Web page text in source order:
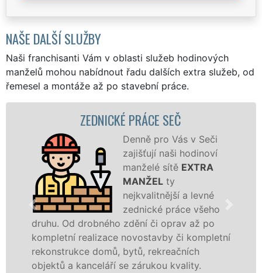
NAŠE DALŠÍ SLUŽBY
Naši franchisanti Vám v oblasti služeb hodinových
manželů mohou nabídnout řadu dalších extra služeb, od
řemesel a montáže až po stavební práce.
ZEDNICKÉ PRÁCE SEČ
Denně pro Vás v Seči
zajišťují naši hodinoví
manželé sítěEXTRA
MANŽELty
nejkvalitnější a levné
zednické práce všeho
zdění či oprav až po
novostavby či kompletní
domů, bytů, rekreačních
se zárukou kvality.
novostavbu,
příčky z